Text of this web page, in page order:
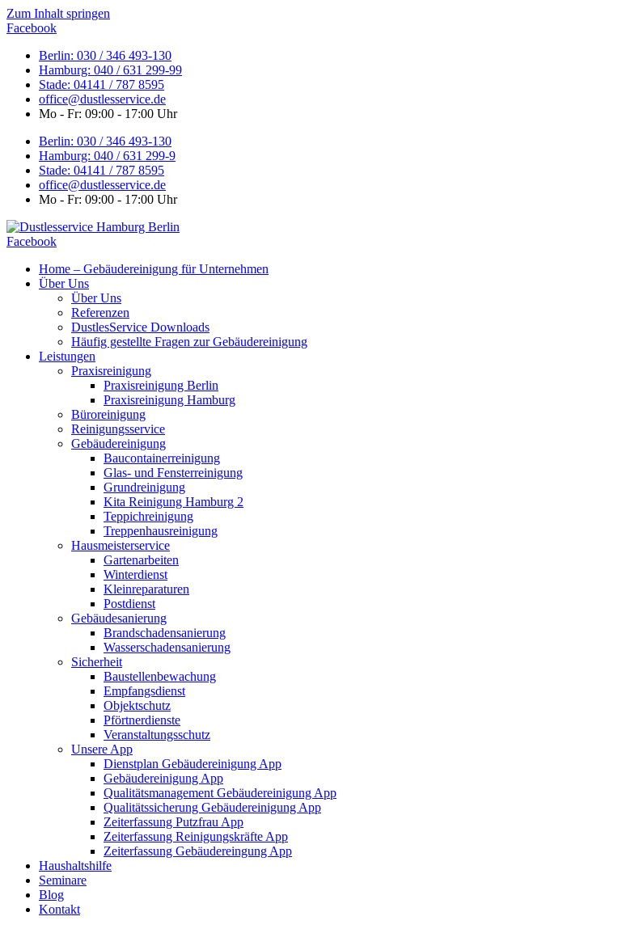
Zum Inhalt springen
Facebook
Berlin: 030 / 346 493-130
Hamburg: 040 / 631 299-99
Stade: 04141 / 787 8595
office@dustlesservice.de
Mo - Fr: 09:00 - 17:00 Uhr
Berlin: 030 / 346 493-130
Hamburg: 040 / 631 299-9
Stade: 04141 / 787 8595
office@dustlesservice.de
Mo - Fr: 09:00 - 17:00 Uhr
Facebook
Home – Gebäudereinigung für Unternehmen
Über Uns
Über Uns
Referenzen
DustlesService Downloads
Häufig gestellte Fragen zur Gebäudereinigung
Leistungen
Praxisreinigung
Praxisreinigung Berlin
Praxisreinigung Hamburg
Büroreinigung
Reinigungsservice
Gebäudereinigung
Baucontainerreinigung
Glas- und Fensterreinigung
Grundreinigung
Kita Reinigung Hamburg 2
Teppichreinigung
Treppenhausreinigung
Hausmeisterservice
Gartenarbeiten
Winterdienst
Kleinreparaturen
Postdienst
Gebäudesanierung
Brandschadensanierung
Wasserschadensanierung
Sicherheit
Baustellenbewachung
Empfangsdienst
Objektschutz
Pförtnerdienste
Veranstaltungsschutz
Unsere App
Dienstplan Gebäudereinigung App
Gebäudereinigung App
Qualitätsmanagement Gebäudereinigung App
Qualitätssicherung Gebäudereinigung App
Zeiterfassung Putzfrau App
Zeiterfassung Reinigungskräfte App
Zeiterfassung Gebäudereingung App
Haushaltshilfe
Seminare
Blog
Kontakt